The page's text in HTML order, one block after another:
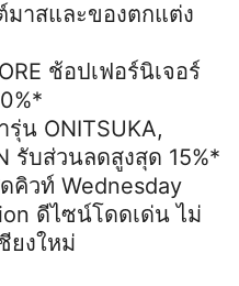
าสและของตกแต่ง
ช้อปเฟอร์นิเจอร์
น ONITSUKA,
รับส่วนลดสูงสุด 15%*
คิวท์ Wednesday
ดีไซน์โดดเด่น ไม่
ยงใหม่